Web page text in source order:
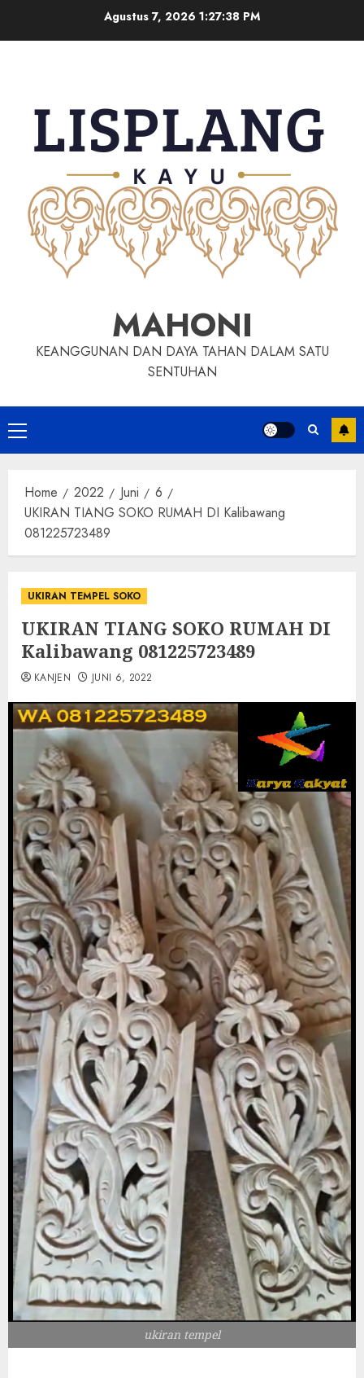
Agustus 7, 2026 1:27:39 PM
MAHONI
KEANGGUNAN DAN DAYA TAHAN DALAM SATU
SENTUHAN
Home 2022 Juni
6
UKIRAN TIANG SOKO RUMAH DI Kalibawang
081225723489
UKIRAN TEMPEL SOKO
UKIRAN TIANG SOKO RUMAH DI
Kalibawang 081225723489
KANJEN JUNI 6, 2022
ukiran tempel